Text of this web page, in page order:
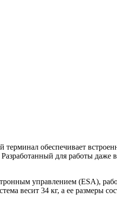
обеспечивает
для работы
управлением (ESA),
весит 34 кг, а ее размеры